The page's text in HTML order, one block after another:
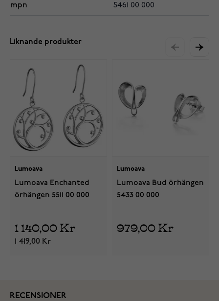
mpn 5461 00 000
Liknande produkter
Lumoava
Lumoava Enchanted
örhängen 5511 00 000
1 140,00 Kr
1 419,00 Kr
Lumoava
Lumoava Bud örhängen
5433 00 000
979,00 Kr
RECENSIONER